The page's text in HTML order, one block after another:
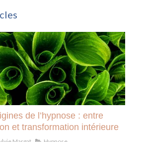
de l’hypnose : entre
et transformation intérieure